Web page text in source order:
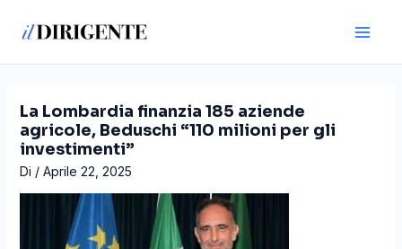
La Lombardia finanzia 185 aziende
agricole, Beduschi “110 milioni per gli
investimenti”
Di / Aprile 22, 2025
articoli